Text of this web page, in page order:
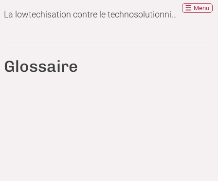
La lowtechisation contre le technosolutionnisme
Menu
Glossaire